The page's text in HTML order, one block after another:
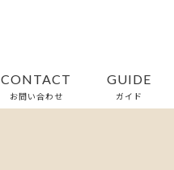
CONTACT
お問い合わせ
GUIDE
ガイド